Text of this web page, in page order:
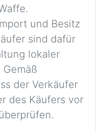
und Besitz
sind dafür
lokaler
der Verkäufer
des Käufers vor